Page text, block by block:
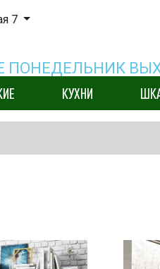
7
ПОНЕДЕЛЬНИК
КУХНИ